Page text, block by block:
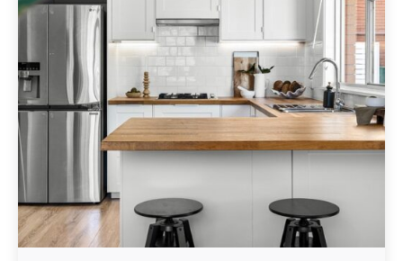
Geschrieben von
Redaktion Immofragen Bezirk: Horn & Hollabrunn
(AT)